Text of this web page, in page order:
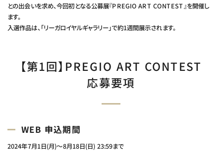
との出会いを求め、今回初となる公募展『PREGIO ART CONTEST』を開催し
ます。
入選作品は、「リーガロイヤルギャラリー」で約1週間展示されます。
【第1回】PREGIO ART CONTEST
応募要項
WEB 申込期間
2024年7月1日(月)～8月18日(日) 23:59まで